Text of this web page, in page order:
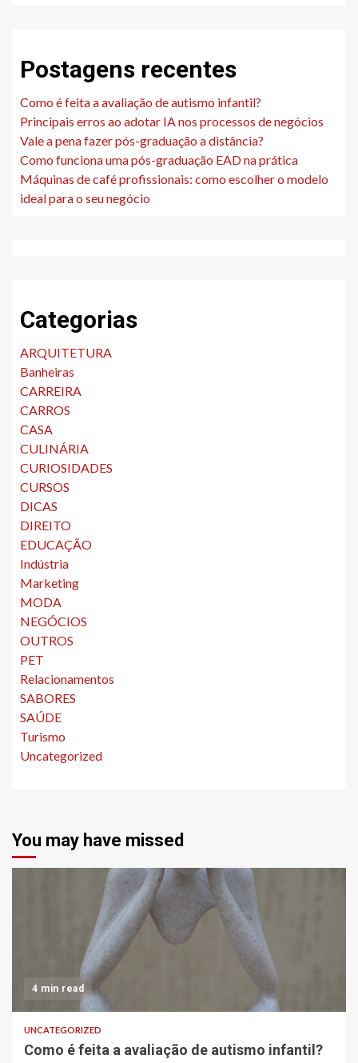
Postagens recentes
Como é feita a avaliação de autismo infantil?
Principais erros ao adotar IA nos processos de negócios
Vale a pena fazer pós-graduação a distância?
Como funciona uma pós-graduação EAD na prática
Máquinas de café profissionais: como escolher o modelo
ideal para o seu negócio
Categorias
ARQUITETURA
Banheiras
CARREIRA
CARROS
CASA
CULINÁRIA
CURIOSIDADES
CURSOS
DICAS
DIREITO
EDUCAÇÃO
Indústria
Marketing
MODA
NEGÓCIOS
OUTROS
PET
Relacionamentos
SABORES
SAÚDE
Turismo
Uncategorized
You may have missed
4 min read
UNCATEGORIZED
Como é feita a avaliação de autismo infantil?